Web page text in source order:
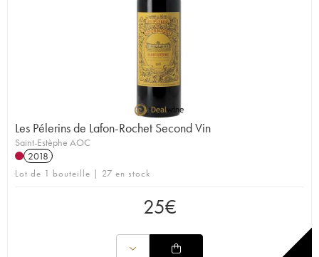
Les Pélerins de Lafon-Rochet Second Vin
Saint-Estèphe AOC
2018
Lot de 1 bouteille | 27 en stock
25€